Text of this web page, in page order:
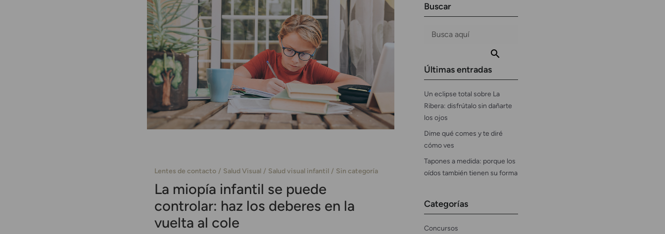
Lentes de contacto Salud Visual Salud visual infantil Sin categoría
La miopía infantil se puede
controlar: haz los deberes en la
vuelta al cole
Buscar
Últimas entradas
Un eclipse total sobre La
Ribera: disfrútalo sin dañarte
los ojos
Dime qué comes y te diré
cómo ves
Tapones a medida: porque los
oídos también tienen su forma
Categorías
Concursos